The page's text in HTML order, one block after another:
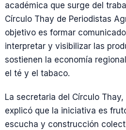
académica que surge del
Círculo Thay de Periodistas
objetivo es formar
interpretar y visibilizar las
sostienen la economía
el té y el tabaco.
La secretaria del Círculo Thay,
explicó que la iniciativa es
escucha y construcción